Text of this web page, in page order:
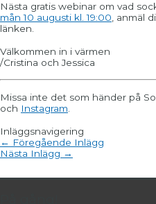
Nästa gratis webinar om vad
mån 10 augusti kl. 19:00, anmäl
länken.
Välkommen in i värmen
/Cristina och Jessica
Missa inte det som händer på
och Instagram.
Inläggsnavigering
← Föregående Inlägg
Nästa Inlägg →